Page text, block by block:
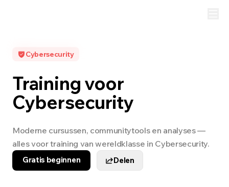
Cybersecurity
Training voor
Cybersecurity
Moderne cursussen, communitytools en analyses —
alles voor training van wereldklasse in Cybersecurity.
Gratis beginnen Delen